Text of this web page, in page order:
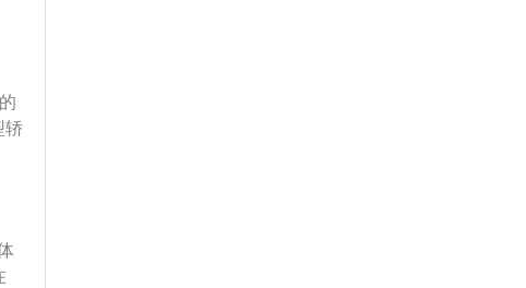
轿